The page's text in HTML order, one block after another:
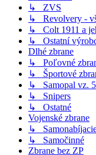
↳ ZVS
↳ Revolvery -
↳ Colt 1911 a
↳ Ostatní
Dlhé zbrane
↳ Poľovné
↳ Športové
↳ Samopal vz.
↳ Snipers
↳ Ostatné
Vojenské zbrane
↳
↳ Samočinné
Zbrane bez ZP